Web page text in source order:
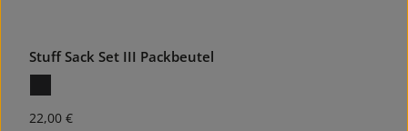
Stuff Sack Set III Packbeutel
Regulärer Preis:
22,00 €